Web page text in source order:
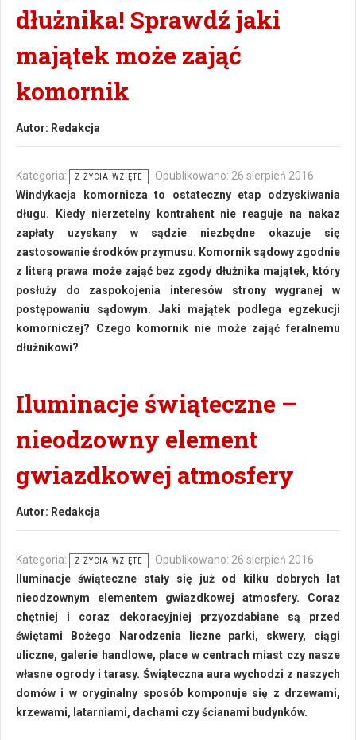
dłużnika! Sprawdź jaki
majątek może zająć
komornik
Autor: Redakcja
Kategoria: Z ŻYCIA WZIĘTE
Opublikowano: 26 sierpień 2016
Windykacja komornicza to ostateczny etap odzyskiwania
długu. Kiedy nierzetelny kontrahent nie reaguje na nakaz
zapłaty uzyskany w sądzie niezbędne okazuje się
zastosowanie środków przymusu. Komornik sądowy zgodnie
z literą prawa może zająć bez zgody dłużnika majątek, który
posłuży do zaspokojenia interesów strony wygranej w
postępowaniu sądowym. Jaki majątek podlega egzekucji
komorniczej? Czego komornik nie może zająć feralnemu
dłużnikowi?
Iluminacje świąteczne –
nieodzowny element
gwiazdkowej atmosfery
Autor: Redakcja
Kategoria: Z ŻYCIA WZIĘTE
Opublikowano: 26 sierpień 2016
Iluminacje świąteczne stały się już od kilku dobrych lat
nieodzownym elementem gwiazdkowej atmosfery. Coraz
chętniej i coraz dekoracyjniej przyozdabiane są przed
świętami Bożego Narodzenia liczne parki, skwery, ciągi
uliczne, galerie handlowe, place w centrach miast czy nasze
własne ogrody i tarasy. Świąteczna aura wychodzi z naszych
domów i w oryginalny sposób komponuje się z drzewami,
krzewami, latarniami, dachami czy ścianami budynków.